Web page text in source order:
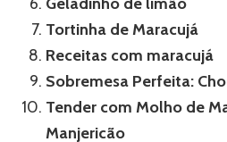
Geladinho de limão
Tortinha de Maracujá
Receitas com maracujá
Sobremesa Perfeita:
Tender com Molho de
Manjericão